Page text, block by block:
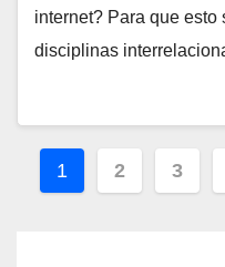
internet? Para que
disciplinas
Paginación
1 2 3